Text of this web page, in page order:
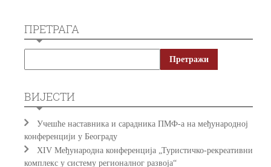
ПРЕТРАГА
ВИЈЕСТИ
Учешће наставника и сарадника ПМФ-а на међународној
конференцији у Београду
XIV Међународна конференција „Туристичко-рекреативни
комплекс у систему регионалног развоја“